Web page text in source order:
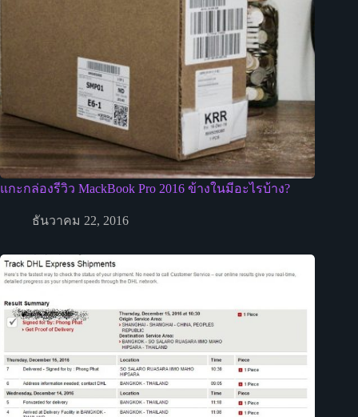
แกะกล่องรีวิว MackBook Pro 2016 ข้างในมีอะไรบ้าง?
ธันวาคม 22, 2016